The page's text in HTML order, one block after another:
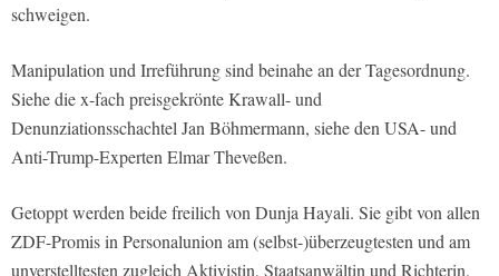
schweigen.
Manipulation und Irreführung sind beinahe an der Tagesordnung.
Siehe die x-fach preisgekrönte Krawall- und
Denunziationsschachtel Jan Böhmermann, siehe den USA- und
Anti-Trump-Experten Elmar Theveßen.
Getoppt werden beide freilich von Dunja Hayali. Sie gibt von allen
ZDF-Promis in Personalunion am (selbst-)überzeugtesten und am
unverstelltesten zugleich Aktivistin, Staatsanwältin und Richterin.